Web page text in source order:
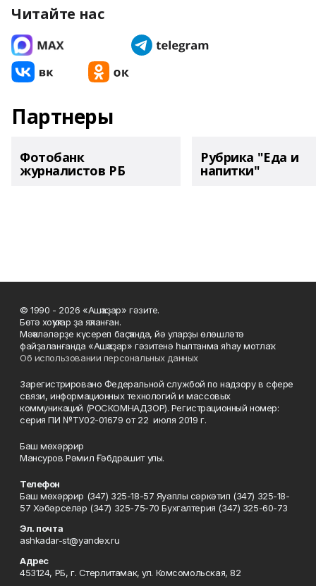
Читайте нас
Партнеры
Фотобанк
журналистов РБ
Рубрика "Еда и
напитки"
© 1990 - 2026 «Ашҡаҙар» гәзите.
Бөтә хоҡуҡтар ҙа яҡланған.
Мәҡәләләрҙе күсереп баҫҡанда, йә уларҙы өлөшләтә
файҙаланғанда «Ашҡаҙар» гәзитенә һылтанма яһау мотлаҡ.
Об использовании персональных данных
Зарегистрировано Федеральной службой по надзору в сфере
связи, информационных технологий и массовых
коммуникаций (РОСКОМНАДЗОР). Регистрационный номер:
серия ПИ №ТУ02-01679 от 22 июля 2019 г.
Баш мөхәррир
Мансуров Рәмил Ғәбдрәшит улы.
Телефон
Баш мөхәррир (347) 325-18-57 Яуаплы сәркәтип (347) 325-18-
57 Хәбәрселәр (347) 325-75-70 Бухгалтерия (347) 325-60-73
Эл. почта
ashkadar-st@yandex.ru
Адрес
453124, РБ, г. Стерлитамак, ул. Комсомольская, 82